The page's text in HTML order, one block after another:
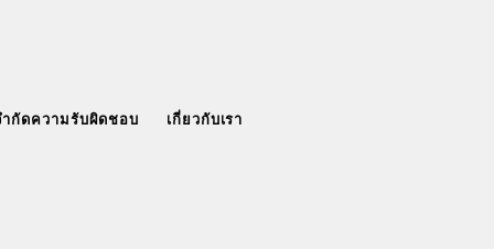
กัดความรับผิดชอบ เกี่ยวกับเรา